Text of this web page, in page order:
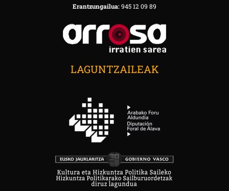
Erantzungailua:945 12 09 89
LAGUNTZAILEAK